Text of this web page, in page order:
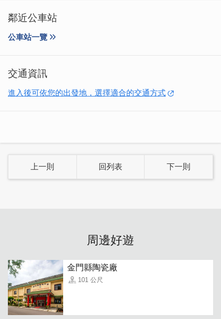
清爽入味的燉白蘿蔔，美味與誠意絲毫不減。
鄰近公車站
公車站一覽
交通資訊
進入後可依您的出發地，選擇適合的交通方式
上一則 回列表 下一則
周邊好遊
金門縣陶瓷廠
101 公尺